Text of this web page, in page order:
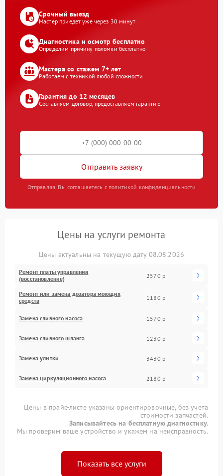
Срочный выезд
Мастер приедет уже через 30 минут
Диагностика и осмотр бесплатно
Определим причину поломки бесплатно
Мастера со стажем 7+ лет
Работаем с техникой любой сложности
Гарантия до 12 месяцев
Составляем договор, предоставляем гарантию
Отправить заявку
Отправляя, Вы соглашаетесь с политикой конфиденциальности
Цены на услуги ремонта
Цены актуальны на текущую дату 08.08.2026
Ремонт платы управления
(восстановление)
2570 р
Ремонт или замена дозатора моющих
средств
1180 р
Замена сливного насоса 1570 р
Замена сливного шланга 1230 р
Замена улитки 3430 р
Замена циркуляционного насоса 2180 р
Цены в прайс-листе указаны ориентировочные, без учета
стоимости запчастей.
Записывайтесь на бесплатную диагностику.
Мы проверим ваше устройство и укажем на неисправность.
Показать все услуги